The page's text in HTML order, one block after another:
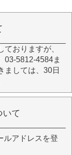
おりますが、
03-5812-4584ま
ましては、30日
いて
ルアドレスを登